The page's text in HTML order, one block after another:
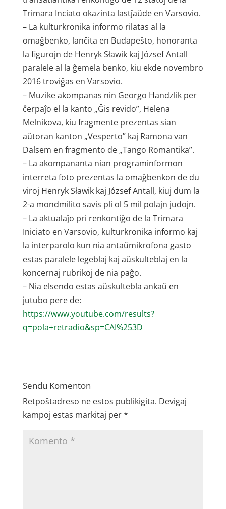
Trimara Inciato okazinta lastĵaŭde en Varsovio.
– La kulturkronika informo rilatas al la
omaĝbenko, lanĉita en Budapeŝto, honoranta
la figurojn de Henryk Sławik kaj József Antall
paralele al la ĝemela benko, kiu ekde novembro
2016 troviĝas en Varsovio.
– Muzike akompanas nin Georgo Handzlik per
ĉerpaĵo el la kanto „Ĝis revido”, Helena
Melnikova, kiu fragmente prezentas sian
aŭtoran kanton „Vesperto” kaj Ramona van
Dalsem en fragmento de „Tango Romantika”.
– La akompananta nian programinformon
interreta foto prezentas la omaĝbenkon de du
viroj Henryk Sławik kaj József Antall, kiuj dum la
2-a mondmilito savis pli ol 5 mil polajn judojn.
– La aktualaĵo pri renkontiĝo de la Trimara
Iniciato en Varsovio, kulturkronika informo kaj
la interparolo kun nia antaŭmikrofona gasto
estas paralele legeblaj kaj aŭskulteblaj en la
koncernaj rubrikoj de nia paĝo.
– Nia elsendo estas aŭskultebla ankaŭ en
jutubo pere de:
https://www.youtube.com/results?
q=pola+retradio&sp=CAI%253D
Sendu Komenton
Retpoŝtadreso ne estos publikigita. Devigaj
kampoj estas markitaj per*